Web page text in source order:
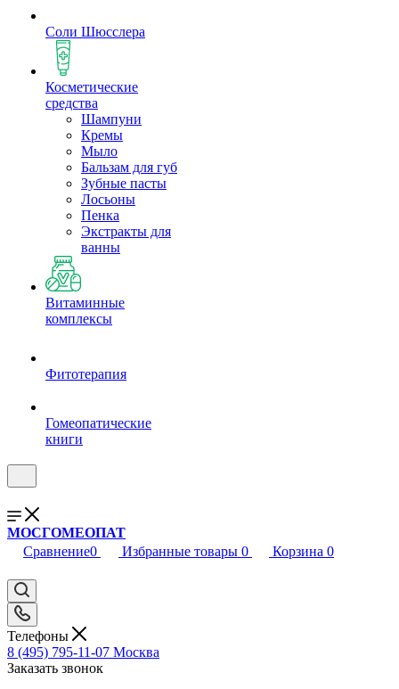
Соли Шюсслера
Косметические
средства
Шампуни
Кремы
Мыло
Бальзам для губ
Зубные пасты
Лосьоны
Пенка
Экстракты для
ванны
Витаминные
комплексы
Фитотерапия
Гомеопатические
книги
МОСГОМЕОПАТ
Сравнение0 Избранные товары 0 Корзина 0
Телефоны
8 (495) 795-11-07 Москва
Заказать звонок